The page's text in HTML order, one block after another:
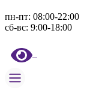
пн-пт: 08:00-22:00
сб-вс: 9:00-18:00